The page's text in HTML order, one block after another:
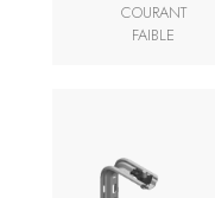
COURANT
FAIBLE